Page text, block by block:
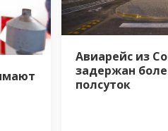
Авиарейс из
задержан
полсуток